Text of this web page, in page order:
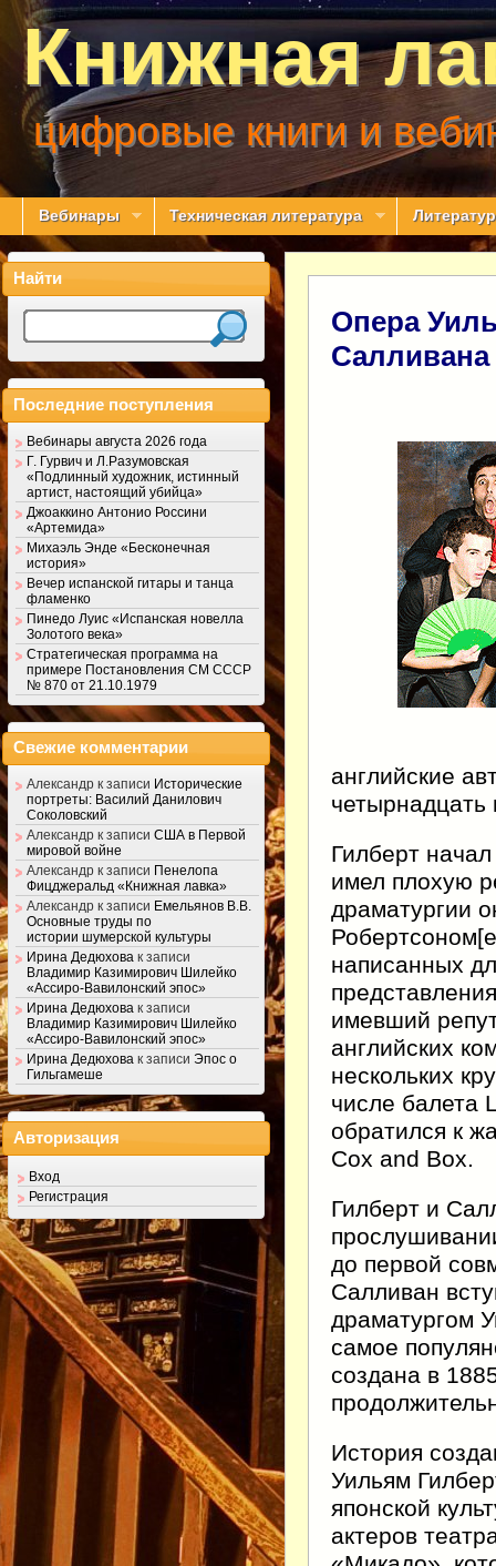
Книжная
цифровые книги и
Вебинары Техническая литература
Опера
английские
четырнадцать
Гилберт
имел плохую
драматургии
написанных
имевший
английских
нескольких
числе балета
обратился к
Cox and Box.
Гилберт и
до первой
Салливан
драматургом
самое
создана в
История
Уильям
японской
актеров
Найти
Последние поступления
Вебинары августа 2026 года
Г. Гурвич и Л.Разумовская
«Подлинный художник, истинный
артист, настоящий убийца»
Джоаккино Антонио Россини
«Артемида»
Михаэль Энде «Бесконечная
история»
Вечер испанской гитары и танца
фламенко
Пинедо Луис «Испанская новелла
Золотого века»
Стратегическая программа на
примере Постановления СМ СССР
№ 870 от 21.10.1979
Свежие комментарии
Александр к записи Исторические
портреты: Василий Данилович
Соколовский
Александр к записи США в Первой
мировой войне
Александр к записи Пенелопа
Фицджеральд «Книжная лавка»
Александр к записи Емельянов В.В.
Основные труды по
истории шумерской культуры
Ирина Дедюхова к записи
Владимир Казимирович Шилейко
«Ассиро-Вавилонский эпос»
Ирина Дедюхова к записи
Владимир Казимирович Шилейко
«Ассиро-Вавилонский эпос»
Ирина Дедюхова к записи Эпос о
Гильгамеше
Авторизация
Вход
Регистрация